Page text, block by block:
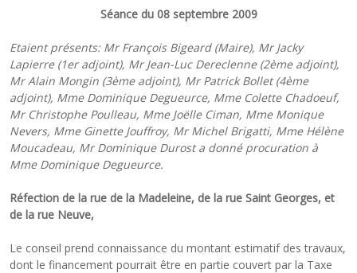
Séance du 08 septembre 2009
Etaient présents:Mr François Bigeard (Maire), Mr Jacky
Lapierre (1er adjoint), Mr Jean-Luc Dereclenne (2ème adjoint),
Mr Alain Mongin (3ème adjoint), Mr Patrick Bollet (4ème
adjoint), Mme Dominique Degueurce, Mme Colette Chadoeuf,
Mr Christophe Poulleau, Mme Joëlle Ciman, Mme Monique
Nevers, Mme Ginette Jouffroy, Mr Michel Brigatti, Mme Hélène
Moucadeau, Mr Dominique Durost a donné procuration à
Mme Dominique Degueurce.
Réfection de la rue de la Madeleine, de la rue Saint Georges, et
de la rue Neuve,
Le conseil prend connaissance du montant estimatif des travaux,
dont le financement pourrait être en partie couvert par la Taxe